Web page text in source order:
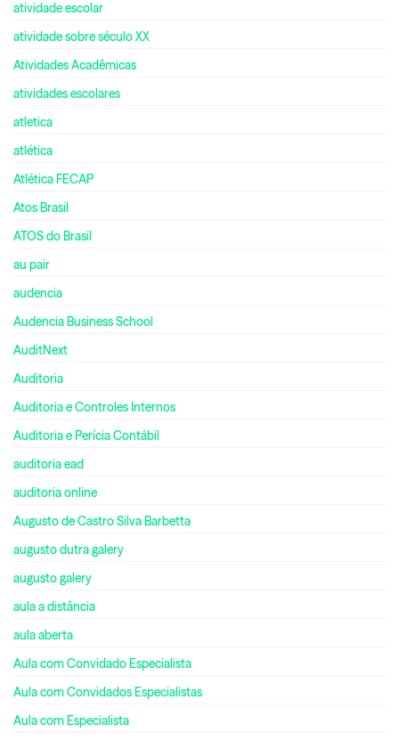
atividade escolar
atividade sobre século XX
Atividades Acadêmicas
atividades escolares
atletica
atlética
Atlética FECAP
Atos Brasil
ATOS do Brasil
au pair
audencia
Audencia Business School
AuditNext
Auditoria
Auditoria e Controles Internos
Auditoria e Perícia Contábil
auditoria ead
auditoria online
Augusto de Castro Silva Barbetta
augusto dutra galery
augusto galery
aula a distância
aula aberta
Aula com Convidado Especialista
Aula com Convidados Especialistas
Aula com Especialista